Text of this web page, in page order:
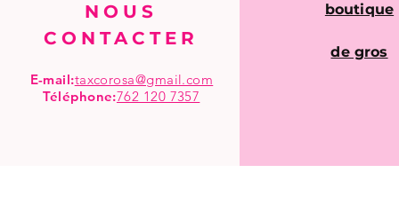
NOUS
CONTACTER
E-mail:taxcorosa@gmail.com
Téléphone:762 120 7357
boutique
de gros